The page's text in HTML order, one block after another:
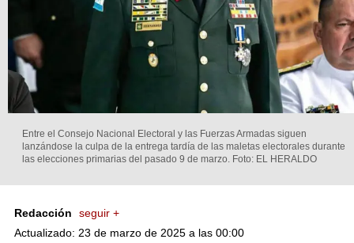
Entre el Consejo Nacional Electoral y las Fuerzas Armadas siguen
lanzándose la culpa de la entrega tardía de las maletas electorales durante
las elecciones primarias del pasado 9 de marzo. Foto: EL HERALDO
Redacción
seguir +
Actualizado: 23 de marzo de 2025 a las 00:00